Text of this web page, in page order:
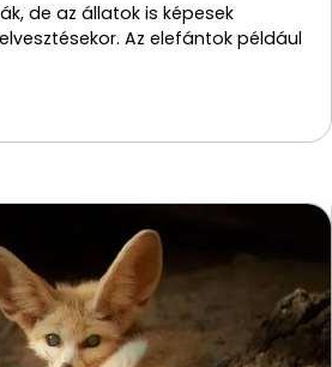
de az állatok is képesek
Az elefántok például